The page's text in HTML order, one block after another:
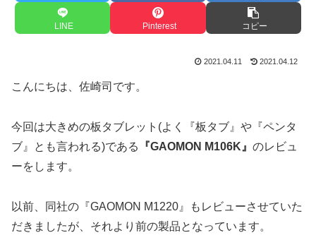
LINE Pinterest コピー
2021.04.11 2021.04.12
こんにちは、佐崎司です。
今回は大きめの板タブレット(よく『板タブ』や『ペンタ
ブ』とも言われる)である
『GAOMON M106K』 のレビュ
ーをします。
以前、同社の『GAOMON M1220』もレビューさせていた
だきましたが、それより前の製品となっています。